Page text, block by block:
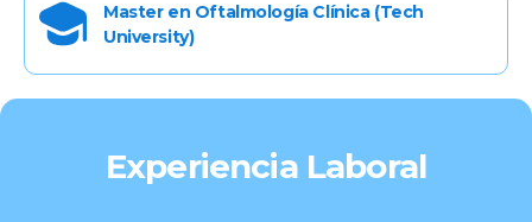
Master en Oftalmología Clínica (Tech
University)
Experiencia Laboral